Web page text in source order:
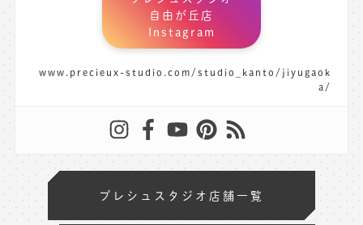
自由が丘店
Instagram
www.precieux-studio.com/studio_kanto/jiyugaok
a/
プレシュスタジオ店舗一覧